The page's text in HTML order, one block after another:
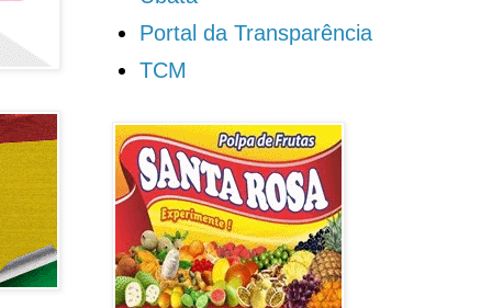
Portal da Transparência
TCM